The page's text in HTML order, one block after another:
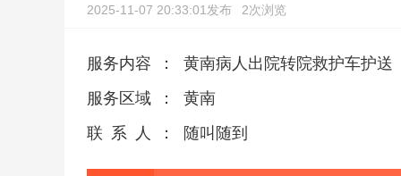
2025-11-07 20:33:01发布 2次浏览
服务内容 ：
黄南病人出院转院救护车护送
服务区域
：
黄南
联系人
： 随叫随到